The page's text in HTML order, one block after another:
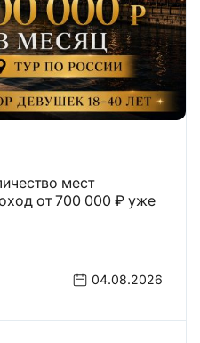
04.08.2026